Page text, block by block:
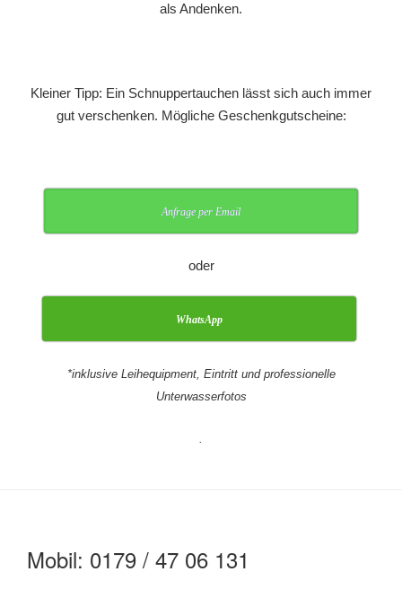
als Andenken.
Kleiner Tipp: Ein Schnuppertauchen lässt sich auch immer
gut verschenken. Mögliche Geschenkgutscheine:
Anfrage per Email
oder
WhatsApp
*inklusive Leihequipment, Eintritt und professionelle
Unterwasserfotos
.
Mobil: 0179 / 47 06 131